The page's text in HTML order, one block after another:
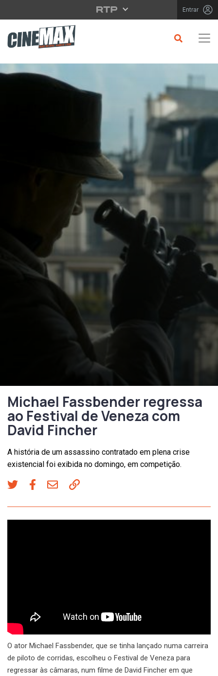
Saltar para o conteúdo principal Entrar
Michael Fassbender regressa
ao Festival de Veneza com
David Fincher
A história de um assassino contratado em plena crise
existencial foi exibida no domingo, em competição.
O ator Michael Fassbender, que se tinha lançado numa carreira
de piloto de corridas, escolheu o Festival de Veneza para
regressar às câmaras, num filme de David Fincher em que